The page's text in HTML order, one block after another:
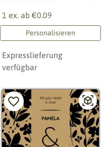
1 ex. ab €0.09
Personalisieren
Expresslieferung
verfügbar